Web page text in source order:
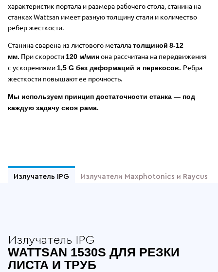
характеристик портала и размера рабочего стола, станина на
станках Wattsan имеет разную толщину стали и количество
ребер жесткости.
Станина сварена из листового металлатолщиной 8-12
мм. При скорости 120 м/минона рассчитана на передвижения
с ускорениями 1,5 G без деформаций и перекосов. Ребра
жесткости повышают ее прочность.
Мы используем принцип достаточности станка — под
каждую задачу своя рама.
Отдельные преимущества Wattsan
Излучатель IPG Излучатели Maxphotonics и Raycus
Излучатель IPG
WATTSAN 1530S ДЛЯ РЕЗКИ
ЛИСТА И ТРУБ